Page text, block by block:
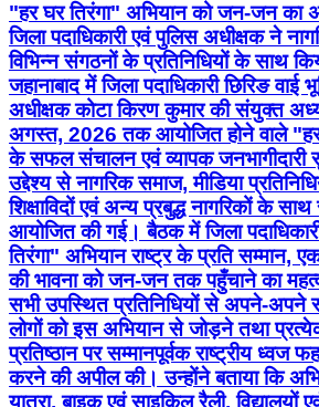
"हर घर तिरंगा" अभियान को जन-जन का
जिला पदाधिकारी एवं पुलिस अधीक्षक ने
विभिन्न संगठनों के प्रतिनिधियों के साथ
जहानाबाद में जिला पदाधिकारी छिरिङ वाई
अधीक्षक कोटा किरण कुमार की संयुक्त
अगस्त, 2026 तक आयोजित होने वाले "हर
के सफल संचालन एवं व्यापक जनभागीदारी
उद्देश्य से नागरिक समाज, मीडिया
शिक्षाविदों एवं अन्य प्रबुद्ध नागरिकों के
आयोजित की गई। बैठक में जिला
तिरंगा" अभियान राष्ट्र के प्रति सम्मान,
की भावना को जन-जन तक पहुँचाने का
सभी उपस्थित प्रतिनिधियों से अपने-अपने
लोगों को इस अभियान से जोड़ने तथा
प्रतिष्ठान पर सम्मानपूर्वक राष्ट्रीय ध्वज
करने की अपील की। उन्होंने बताया कि